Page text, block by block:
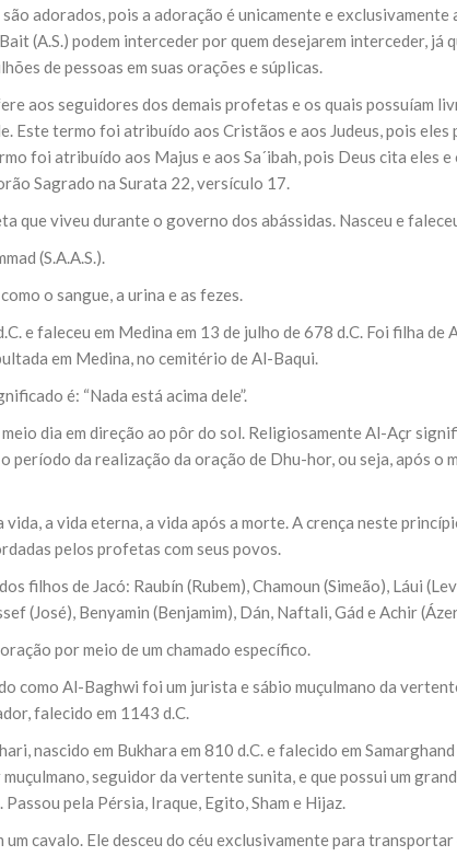
adorados, pois a adoração é unicamente e exclusivamente
(A.S.) podem interceder por quem desejarem interceder, já
de pessoas em suas orações e súplicas.
aos seguidores dos demais profetas e os quais possuíam
Este termo foi atribuído aos Cristãos e aos Judeus, pois eles
foi atribuído aos Majus e aos Sa´ibah, pois Deus cita eles
Sagrado na Surata 22, versículo 17.
que viveu durante o governo dos abássidas. Nasceu e
(S.A.A.S.).
o sangue, a urina e as fezes.
e faleceu em Medina em 13 de julho de 678 d.C. Foi filha de
em Medina, no cemitério de Al-Baqui.
é: “Nada está acima dele”.
dia em direção ao pôr do sol. Religiosamente Al-Açr
período da realização da oração de Dhu-hor, ou seja, após o
vida, a vida eterna, a vida após a morte. A crença neste
pelos profetas com seus povos.
filhos de Jacó: Raubín (Rubem), Chamoun (Simeão), Láui
(José), Benyamin (Benjamim), Dán, Naftali, Gád e Achir
por meio de um chamado específico.
como Al-Baghwi foi um jurista e sábio muçulmano da
falecido em 1143 d.C.
nascido em Bukhara em 810 d.C. e falecido em
seguidor da vertente sunita, e que possui um
pela Pérsia, Iraque, Egito, Sham e Hijaz.
um cavalo. Ele desceu do céu exclusivamente para